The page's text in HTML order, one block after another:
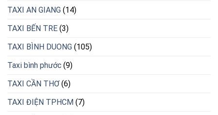
TAXI AN GIANG (14)
TAXI BẾN TRE (3)
TAXI BÌNH DUONG (105)
Taxi bình phước (9)
TAXI CẦN THƠ(6)
TAXI ĐIỆN TPHCM (7)